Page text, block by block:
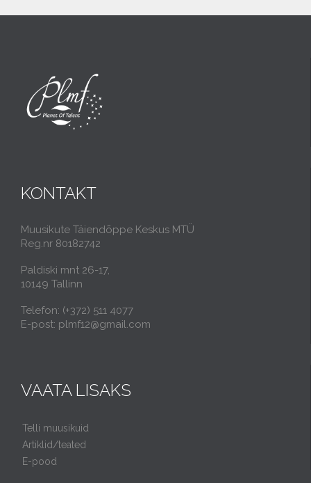
KONTAKT
Muusikute Täiendõppe Keskus MTÜ
Reg.nr 80182742
Paldiski mnt 26-17,
10149 Tallinn
Telefon: (+372) 511 4077
E-post: plmf12@gmail.com
VAATA LISAKS
Telli muusikuid
Artiklid/teated
E-pood